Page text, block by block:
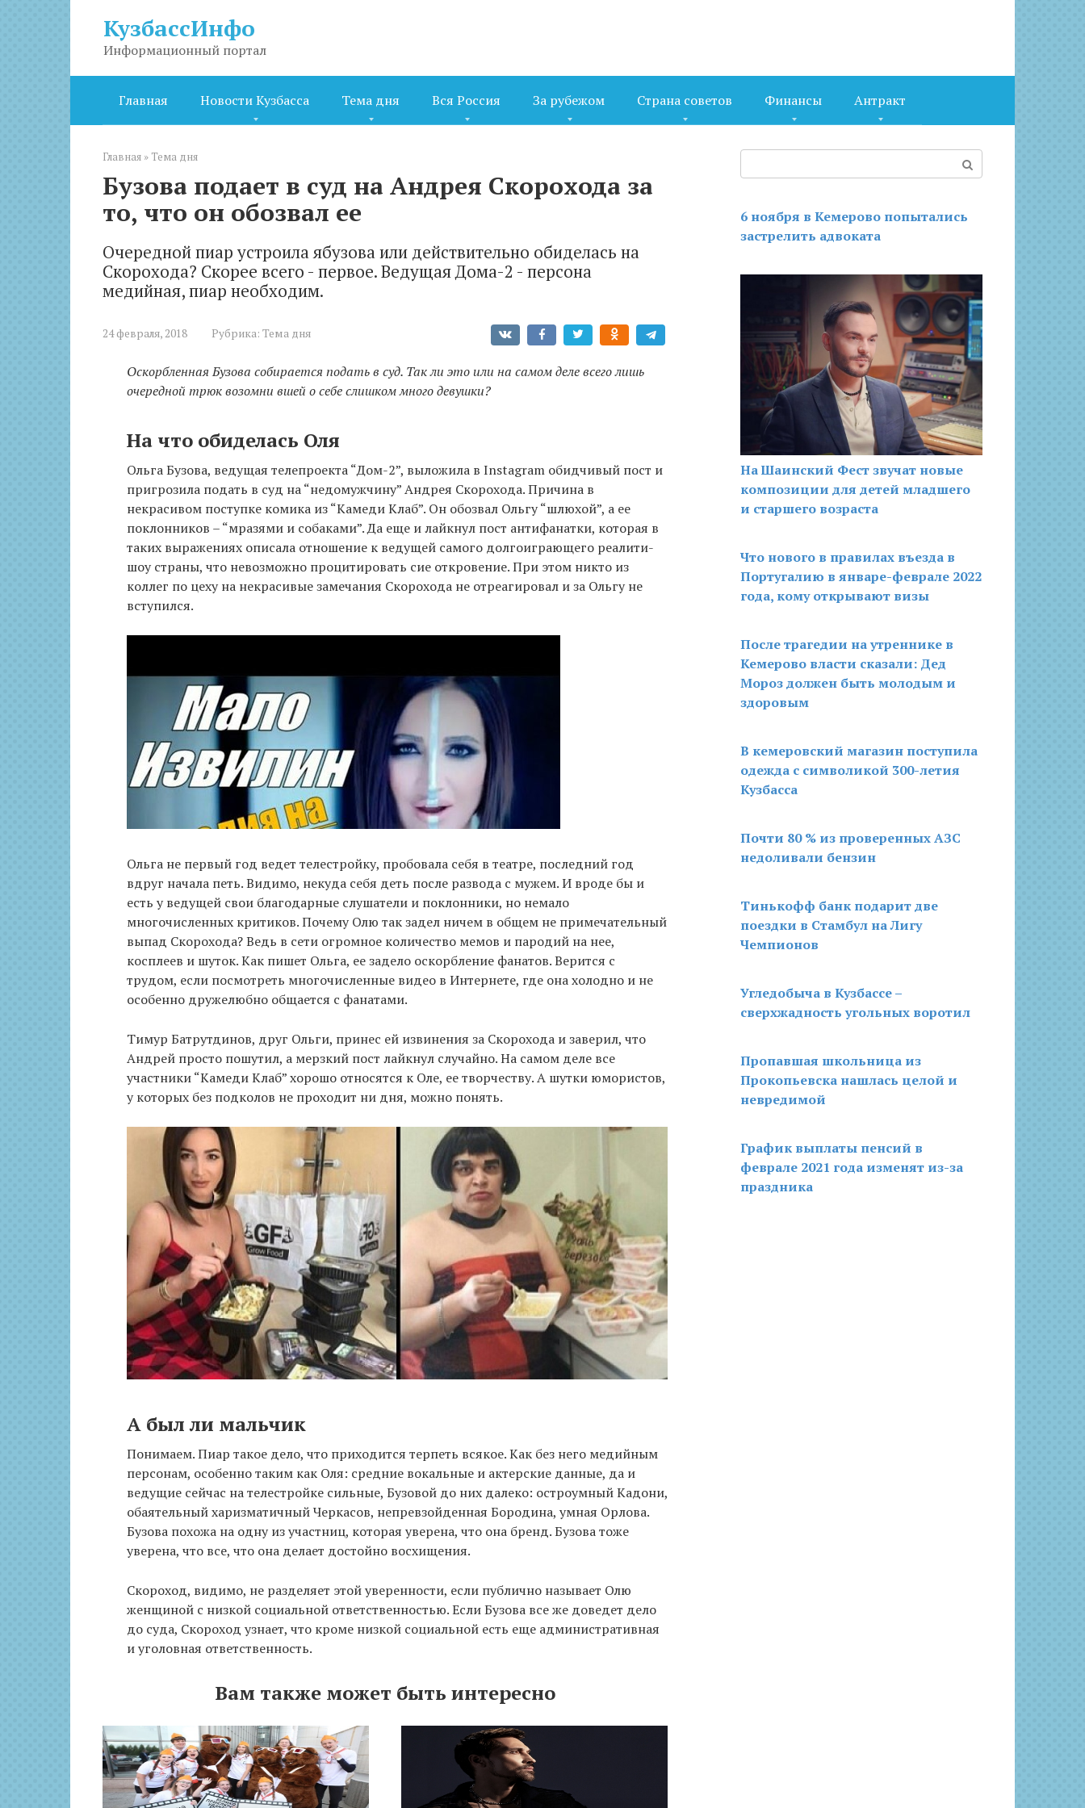
КузбассИнфо
Информационный портал
Главная Новости Кузбасса Тема дня Вся Россия За рубежом Страна советов Финансы Антракт
Главная » Тема дня
Бузова подает в суд на Андрея Скорохода за
то, что он обозвал ее
Очередной пиар устроила ябузова или действительно обиделась на
Скорохода? Скорее всего - первое. Ведущая Дома-2 - персона
медийная, пиар необходим.
24 февраля, 2018 Рубрика: Тема дня
Оскорбленная Бузова собирается подать в суд. Так ли это или на самом деле всего лишь
очередной трюк возомни вшей о себе слишком много девушки?
На что обиделась Оля
Ольга Бузова, ведущая телепроекта “Дом-2”, выложила в Instagram обидчивый пост и
пригрозила подать в суд на “недомужчину” Андрея Скорохода. Причина в
некрасивом поступке комика из “Камеди Клаб”. Он обозвал Ольгу “шлюхой”, а ее
поклонников – “мразями и собаками”. Да еще и лайкнул пост антифанатки, которая в
таких выражениях описала отношение к ведущей самого долгоиграющего реалити-
шоу страны, что невозможно процитировать сие откровение. При этом никто из
коллег по цеху на некрасивые замечания Скорохода не отреагировал и за Ольгу не
вступился.
Ольга не первый год ведет телестройку, пробовала себя в театре, последний год
вдруг начала петь. Видимо, некуда себя деть после развода с мужем. И вроде бы и
есть у ведущей свои благодарные слушатели и поклонники, но немало
многочисленных критиков. Почему Олю так задел ничем в общем не примечательный
выпад Скорохода? Ведь в сети огромное количество мемов и пародий на нее,
косплеев и шуток. Как пишет Ольга, ее задело оскорбление фанатов. Верится с
трудом, если посмотреть многочисленные видео в Интернете, где она холодно и не
особенно дружелюбно общается с фанатами.
Тимур Батрутдинов, друг Ольги, принес ей извинения за Скорохода и заверил, что
Андрей просто пошутил, а мерзкий пост лайкнул случайно. На самом деле все
участники “Камеди Клаб” хорошо относятся к Оле, ее творчеству. А шутки юмористов,
у которых без подколов не проходит ни дня, можно понять.
А был ли мальчик
Понимаем. Пиар такое дело, что приходится терпеть всякое. Как без него медийным
персонам, особенно таким как Оля: средние вокальные и актерские данные, да и
ведущие сейчас на телестройке сильные, Бузовой до них далеко: остроумный Кадони,
обаятельный харизматичный Черкасов, непревзойденная Бородина, умная Орлова.
Бузова похожа на одну из участниц, которая уверена, что она бренд. Бузова тоже
уверена, что все, что она делает достойно восхищения.
Скороход, видимо, не разделяет этой уверенности, если публично называет Олю
женщиной с низкой социальной ответственностью. Если Бузова все же доведет дело
до суда, Скороход узнает, что кроме низкой социальной есть еще административная
и уголовная ответственность.
Вам также может быть интересно
6 ноября в Кемерово попытались
застрелить адвоката
На Шаинский Фест звучат новые
композиции для детей младшего
и старшего возраста
Что нового в правилах въезда в
Португалию в январе-феврале 2022
года, кому открывают визы
После трагедии на утреннике в
Кемерово власти сказали: Дед
Мороз должен быть молодым и
здоровым
В кемеровский магазин поступила
одежда с символикой 300-летия
Кузбасса
Почти 80 % из проверенных АЗС
недоливали бензин
Тинькофф банк подарит две
поездки в Стамбул на Лигу
Чемпионов
Угледобыча в Кузбассе –
сверхжадность угольных воротил
Пропавшая школьница из
Прокопьевска нашлась целой и
невредимой
График выплаты пенсий в
феврале 2021 года изменят из-за
праздника